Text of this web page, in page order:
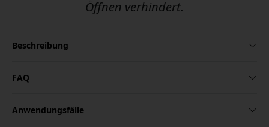
Öffnen verhindert.
Beschreibung
FAQ
Anwendungsfälle